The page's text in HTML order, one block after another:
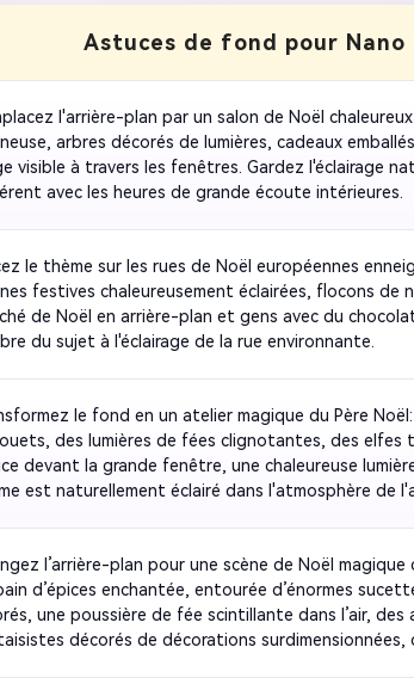
Astuces de fond pour Nano
l'arrière-plan par un salon de Noël
arbres décorés de lumières, cadeaux
visible à travers les fenêtres. Gardez l'éclairage
avec les heures de grande écoute intérieures.
le thème sur les rues de Noël européennes
festives chaleureusement éclairées, flocons de
de Noël en arrière-plan et gens avec du
du sujet à l'éclairage de la rue environnante.
le fond en un atelier magique du Père
des lumières de fées clignotantes, des elfes
devant la grande fenêtre, une chaleureuse
est naturellement éclairé dans l'atmosphère de
l’arrière-plan pour une scène de Noël
d’épices enchantée, entourée d’énormes
une poussière de fée scintillante dans l’air, des
décorés de décorations surdimensionnées,